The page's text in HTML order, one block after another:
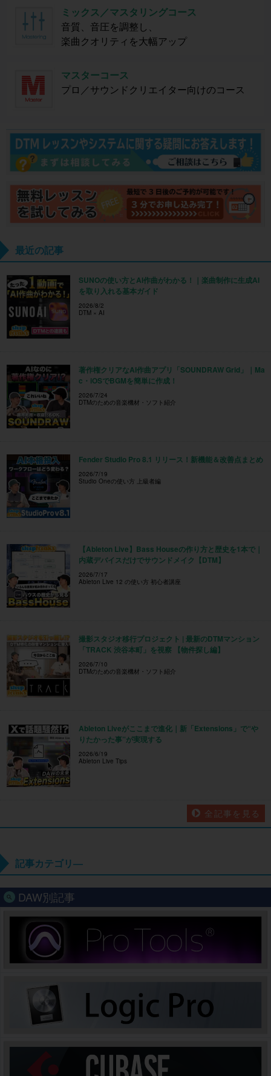
ミックス／マスタリングコース
音質、音圧を調整し、
楽曲クオリティを大幅アップ
マスターコース
プロ／サウンドクリエイター向けのコース
最近の記事
SUNOの使い方とAI作曲がわかる！｜楽曲制作に生成AI
を取り入れる基本ガイド
2026/8/2
DTM × AI
著作権クリアなAI作曲アプリ「SOUNDRAW Grid」｜Ma
c・iOSでBGMを簡単に作成！
2026/7/24
DTMのための音楽機材・ソフト紹介
Fender Studio Pro 8.1 リリース！新機能＆改善点まとめ
2026/7/19
Studio Oneの使い方 上級者編
【Ableton Live】Bass Houseの作り方と歴史を1本で｜
内蔵デバイスだけでサウンドメイク【DTM】
2026/7/17
Ableton Live 12 の使い方 初心者講座
撮影スタジオ移行プロジェクト | 最新のDTMマンション
「TRACK 渋谷本町」を視察 【物件探し編】
2026/7/10
DTMのための音楽機材・ソフト紹介
Ableton Liveがここまで進化｜新「Extensions」で“や
りたかった事”が実現する
2026/6/19
Ableton Live Tips
全記事を見る
記事カテゴリ―
DAW別記事